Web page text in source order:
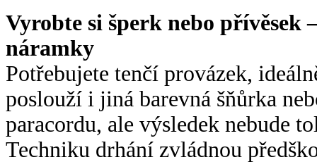
Vyrobte si šperk nebo
náramky
Potřebujete tenčí provázek,
poslouží i jiná barevná šňůrka
paracordu, ale výsledek nebude
Techniku drhání zvládnou